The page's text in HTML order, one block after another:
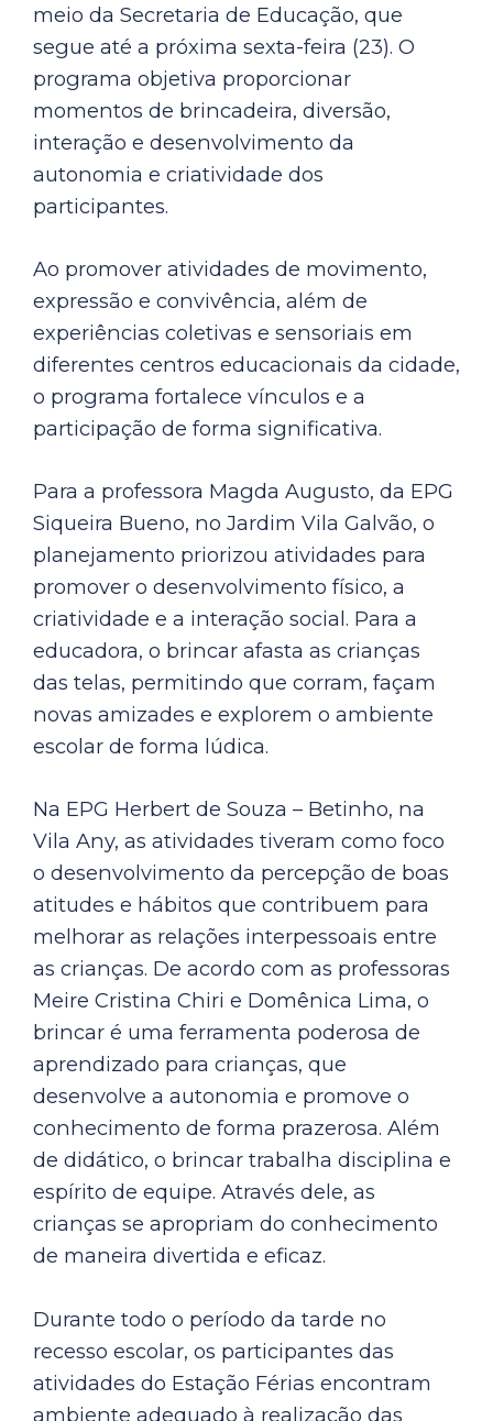
meio da Secretaria de Educação, que
segue até a próxima sexta-feira (23). O
programa objetiva proporcionar
momentos de brincadeira, diversão,
interação e desenvolvimento da
autonomia e criatividade dos
participantes.
Ao promover atividades de movimento,
expressão e convivência, além de
experiências coletivas e sensoriais em
diferentes centros educacionais da cidade,
o programa fortalece vínculos e a
participação de forma significativa.
Para a professora Magda Augusto, da EPG
Siqueira Bueno, no Jardim Vila Galvão, o
planejamento priorizou atividades para
promover o desenvolvimento físico, a
criatividade e a interação social. Para a
educadora, o brincar afasta as crianças
das telas, permitindo que corram, façam
novas amizades e explorem o ambiente
escolar de forma lúdica.
Na EPG Herbert de Souza – Betinho, na
Vila Any, as atividades tiveram como foco
o desenvolvimento da percepção de boas
atitudes e hábitos que contribuem para
melhorar as relações interpessoais entre
as crianças. De acordo com as professoras
Meire Cristina Chiri e Domênica Lima, o
brincar é uma ferramenta poderosa de
aprendizado para crianças, que
desenvolve a autonomia e promove o
conhecimento de forma prazerosa. Além
de didático, o brincar trabalha disciplina e
espírito de equipe. Através dele, as
crianças se apropriam do conhecimento
de maneira divertida e eficaz.
Durante todo o período da tarde no
recesso escolar, os participantes das
atividades do Estação Férias encontram
ambiente adequado à realização das